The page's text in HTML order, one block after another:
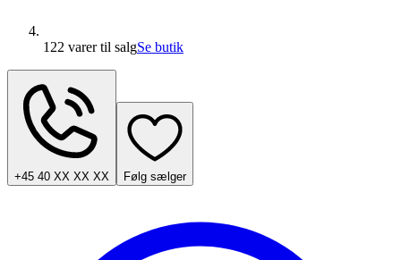
122 varertil salgSe butik
+45 40 XX XX XX Følg sælger